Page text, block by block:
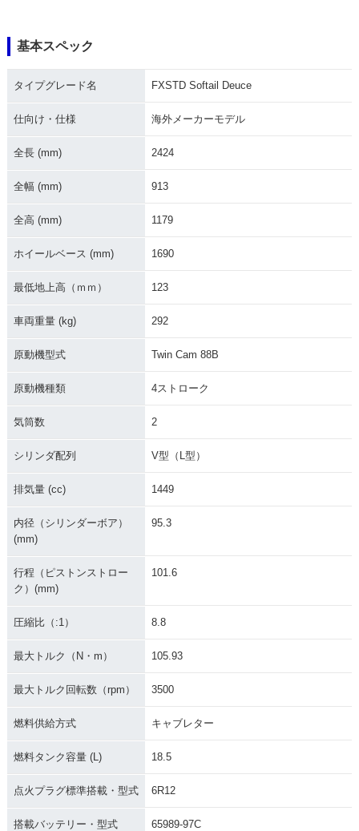
基本スペック
タイプグレード名 FXSTD Softail Deuce
仕向け・仕様 海外メーカーモデル
全長 (mm) 2424
全幅 (mm) 913
全高 (mm) 1179
ホイールベース (mm) 1690
最低地上高（ｍｍ） 123
車両重量 (kg) 292
原動機型式 Twin Cam 88B
原動機種類 4ストローク
気筒数 2
シリンダ配列 V型（L型）
排気量 (cc) 1449
内径（シリンダーボア）
(mm)
95.3
行程（ピストンストロー
ク）(mm)
101.6
圧縮比（:1） 8.8
最大トルク（N・m） 105.93
最大トルク回転数（rpm） 3500
燃料供給方式 キャブレター
燃料タンク容量 (L) 18.5
点火プラグ標準搭載・型式 6R12
搭載バッテリー・型式 65989-97C